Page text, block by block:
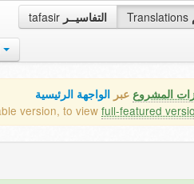
tafasir التفاسيــر Translations
المشروع عبر الواجهة الرئيسية
version, to view full-featured